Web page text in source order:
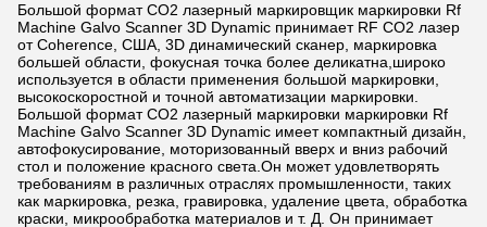
Большой формат CO2 лазерный маркировщик маркировки Rf
Machine Galvo Scanner 3D Dynamic принимает RF CO2 лазер
от Coherence, США, 3D динамический сканер, маркировка
большей области, фокусная точка более деликатна,широко
используется в области применения большой маркировки,
высокоскоростной и точной автоматизации маркировки.
Большой формат CO2 лазерный маркировки маркировки Rf
Machine Galvo Scanner 3D Dynamic имеет компактный дизайн,
автофокусирование, моторизованный вверх и вниз рабочий
стол и положение красного света.Он может удовлетворять
требованиям в различных отраслях промышленности, таких
как маркировка, резка, гравировка, удаление цвета, обработка
краски, микрообработка материалов и т. Д. Он принимает